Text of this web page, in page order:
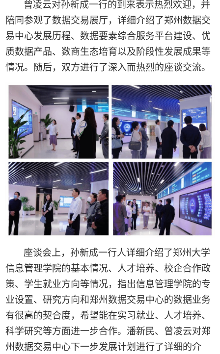
曾凌云对孙新成一行的到来表示热烈欢迎，并
陪同参观了数据交易展厅，详细介绍了郑州数据交
易中心发展历程、数据要素综合服务平台建设、优
质数据产品、数商生态培育以及阶段性发展成果等
情况。随后，双方进行了深入而热烈的座谈交流。
座谈会上，孙新成一行人详细介绍了郑州大学
信息管理学院的基本情况、人才培养、校企合作政
策、学生就业方向等情况，指出信息管理学院的专
业设置、研究方向和郑州数据交易中心的数据业务
有很高的契合度，希望能在实习就业、人才培养、
科学研究等方面进一步合作。潘新民、曾凌云对郑
州数据交易中心下一步发展计划进行了详细的介